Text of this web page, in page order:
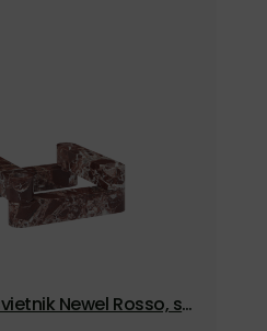
Newel Rosso, se